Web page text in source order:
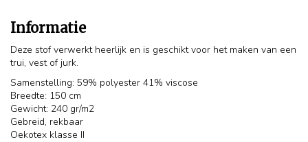
Informatie
Deze stof verwerkt heerlijk en is geschikt voor het maken van een
trui, vest of jurk.
Samenstelling: 59% polyester 41% viscose
Breedte: 150 cm
Gewicht: 240 gr/m2
Gebreid, rekbaar
Oekotex klasse II